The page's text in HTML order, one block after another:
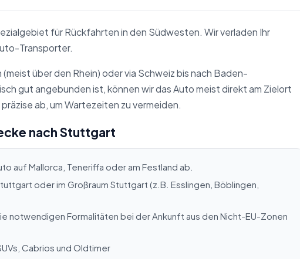
für Rückfahrten in den Südwesten. Wir verladen Ihr
Transporter.
über den Rhein) oder via Schweiz bis nach Baden-
gut angebunden ist, können wir das Auto meist direkt am Zielort
ab, um Wartezeiten zu vermeiden.
nach Stuttgart
auf Mallorca, Teneriffa oder am Festland ab.
oder im Großraum Stuttgart (z.B. Esslingen, Böblingen,
notwendigen Formalitäten bei der Ankunft aus den Nicht-EU-Zonen
Cabrios und Oldtimer